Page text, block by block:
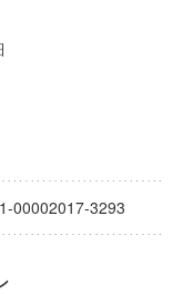
ム市民社会ガバナンス
ム論理と感性の先端的
「超成熟社会発展のサ
00002017-3293